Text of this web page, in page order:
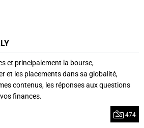
et principalement la bourse,
et les placements dans sa globalité,
contenus, les réponses aux questions
finances.
474